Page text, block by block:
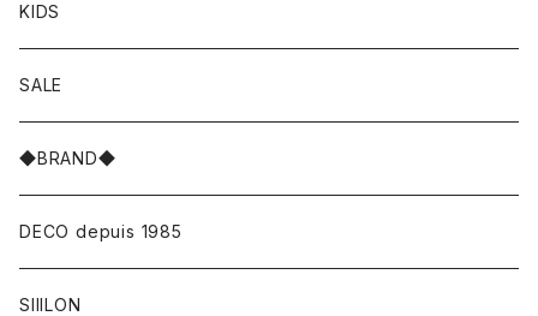
KIDS
SALE
◆BRAND◆
DECO depuis 1985
SIIILON